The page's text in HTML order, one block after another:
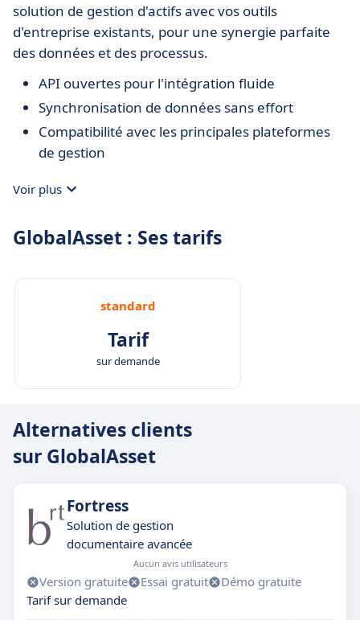
solution de gestion d'actifs avec vos outils
d'entreprise existants, pour une synergie parfaite
des données et des processus.
API ouvertes pour l'intégration fluide
Synchronisation de données sans effort
Compatibilité avec les principales plateformes
de gestion
Voir plus
GlobalAsset : Ses tarifs
standard
Tarif
sur demande
Alternatives clients
sur GlobalAsset
Fortress
Solution de gestion
documentaire avancée
Aucun avis utilisateurs
Version gratuite Essai gratuit
Démo gratuite
Tarif sur demande